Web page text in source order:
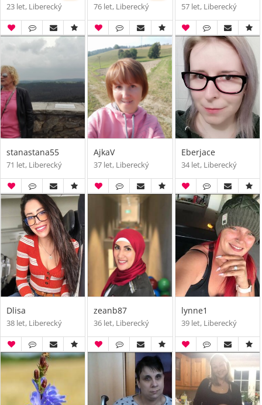
23 let, Liberecký 76 let, Liberecký 57 let, Liberecký
stanastana55
71 let, Liberecký
AjkaV
37 let, Liberecký
Eberjace
34 let, Liberecký
Dlisa
38 let, Liberecký
zeanb87
36 let, Liberecký
lynne1
39 let, Liberecký